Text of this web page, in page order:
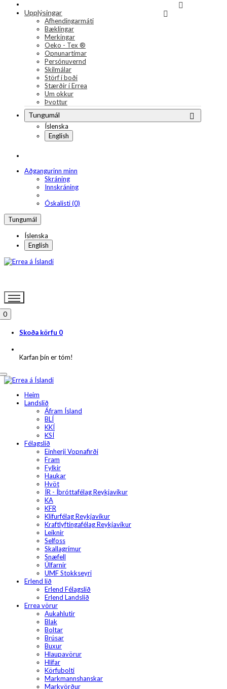
Upplýsingar
Afhendingarmáti
Bæklingar
Merkingar
Oeko - Tex ®
Opnunartímar
Persónuvernd
Skilmálar
Störf í boði
Stærðir í Errea
Um okkur
Þvottur
Tungumál
Íslenska
English
Aðgangurinn minn
Skráning
Innskráning
Óskalisti (0)
Tungumál
Íslenska
English
0
Skoða körfu 0
Karfan þín er tóm!
Heim
Landslið
Áfram Ísland
BLÍ
KKÍ
KSÍ
Félagslið
Einherji Vopnafirði
Fram
Fylkir
Haukar
Hvöt
ÍR - Íþróttafélag Reykjavíkur
KA
KFR
Klifurfélag Reykjavíkur
Kraftlyftingafélag Reykjavíkur
Leiknir
Selfoss
Skallagrímur
Snæfell
Úlfarnir
UMF Stokkseyri
Erlend lið
Erlend Félagslið
Erlend Landslið
Errea vörur
Aukahlutir
Blak
Boltar
Brúsar
Buxur
Hlaupavörur
Hlífar
Körfubolti
Markmannshanskar
Markvörður